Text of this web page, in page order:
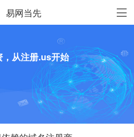
易网当先
，从注册.us开始